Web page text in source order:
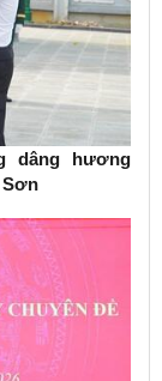
dâng hương
Sơn